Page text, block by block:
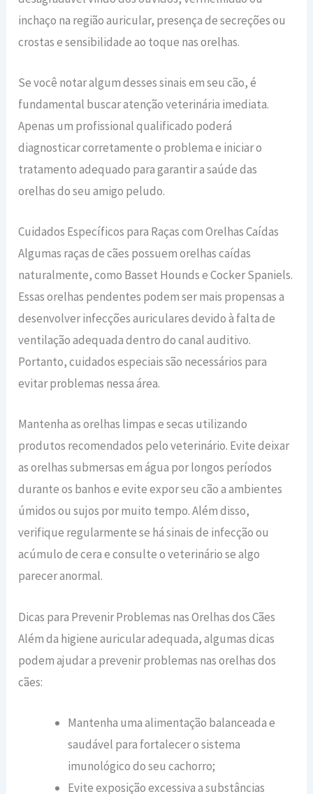
inchaço na região auricular, presença de secreções ou
crostas e sensibilidade ao toque nas orelhas.
Se você notar algum desses sinais em seu cão, é
fundamental buscar atenção veterinária imediata.
Apenas um profissional qualificado poderá
diagnosticar corretamente o problema e iniciar o
tratamento adequado para garantir a saúde das
orelhas do seu amigo peludo.
Cuidados Específicos para Raças com Orelhas Caídas
Algumas raças de cães possuem orelhas caídas
naturalmente, como Basset Hounds e Cocker Spaniels.
Essas orelhas pendentes podem ser mais propensas a
desenvolver infecções auriculares devido à falta de
ventilação adequada dentro do canal auditivo.
Portanto, cuidados especiais são necessários para
evitar problemas nessa área.
Mantenha as orelhas limpas e secas utilizando
produtos recomendados pelo veterinário. Evite deixar
as orelhas submersas em água por longos períodos
durante os banhos e evite expor seu cão a ambientes
úmidos ou sujos por muito tempo. Além disso,
verifique regularmente se há sinais de infecção ou
acúmulo de cera e consulte o veterinário se algo
parecer anormal.
Dicas para Prevenir Problemas nas Orelhas dos Cães
Além da higiene auricular adequada, algumas dicas
podem ajudar a prevenir problemas nas orelhas dos
cães:
Mantenha uma alimentação balanceada e
saudável para fortalecer o sistema
imunológico do seu cachorro;
Evite exposição excessiva a substâncias